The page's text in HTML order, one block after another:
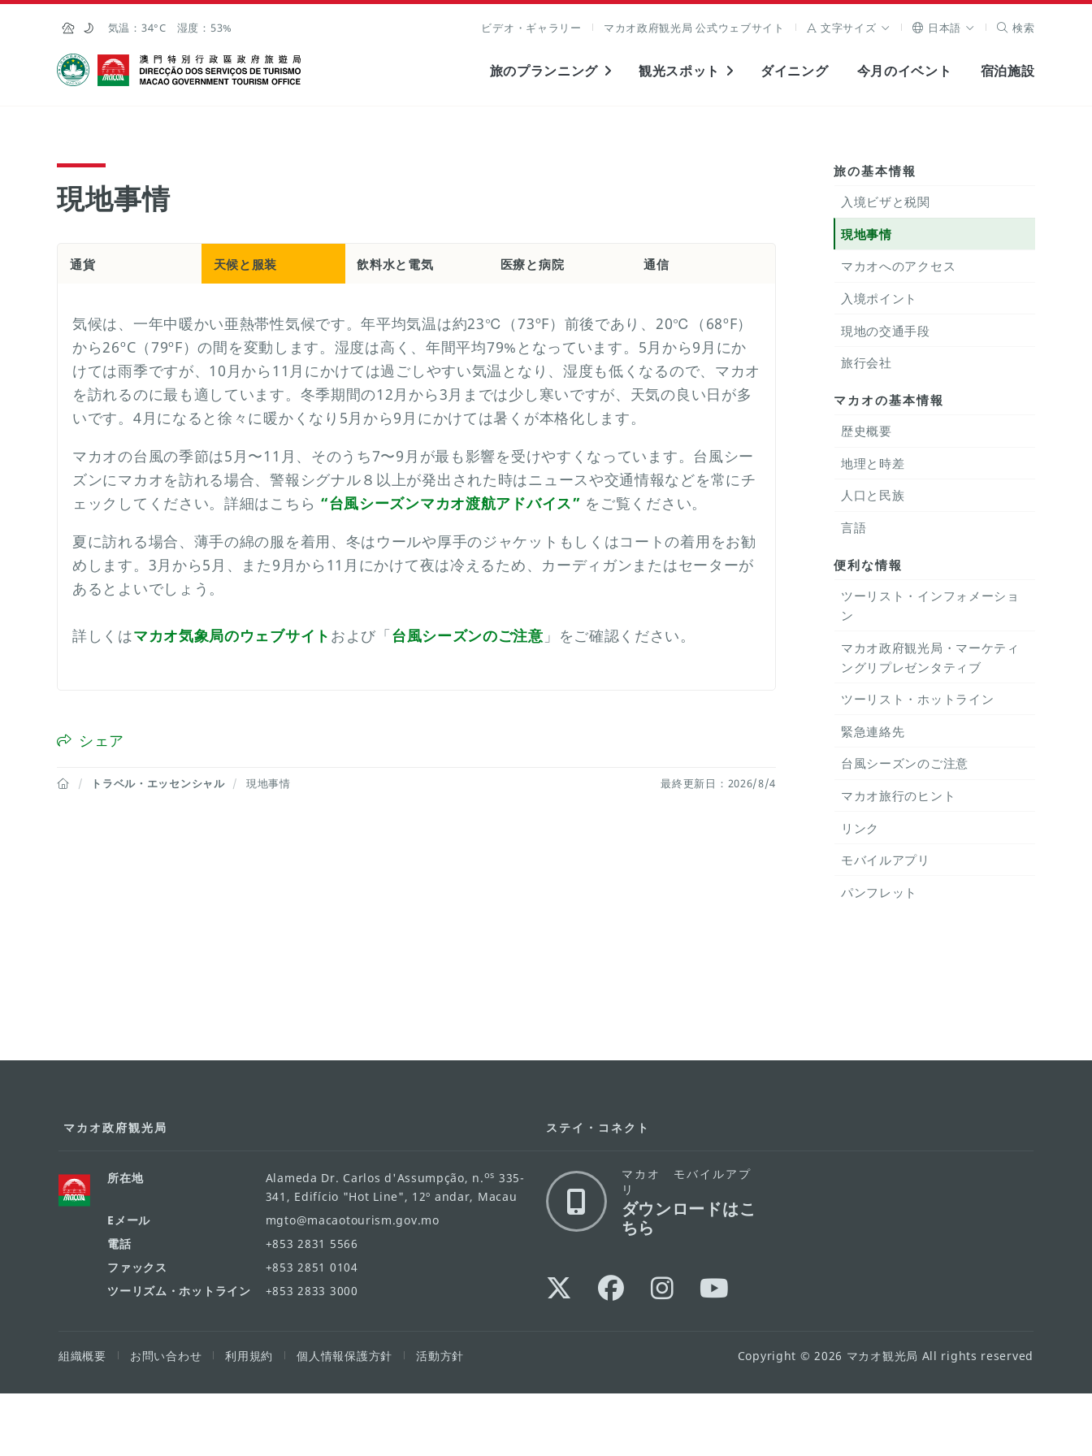
Skip to Main Content
気温： 34°C 湿度： 53% ビデオ・ギャラリー マカオ政府観光局 公式ウェブサイト 文字サイズ 日本語 検索
マカオ政府観光局
旅のプランニング 観光スポット ダイニング 今月のイベント 宿泊施設
現地事情
通貨 天候と服装 飲料水と電気 医療と病院 通信
気候は、一年中暖かい亜熱帯性気候です。年平均気温は約23℃（73ºF）前後であり、20℃（68ºF）
から26ºC（79ºF）の間を変動します。湿度は高く、年間平均79%となっています。5月から9月にか
けては雨季ですが、10月から11月にかけては過ごしやすい気温となり、湿度も低くなるので、マカオ
を訪れるのに最も適しています。冬季期間の12月から3月までは少し寒いですが、天気の良い日が多
いです。4月になると徐々に暖かくなり5月から9月にかけては暑くが本格化します。
マカオの台風の季節は5月〜11月、そのうち7〜9月が最も影響を受けやすくなっています。台風シー
ズンにマカオを訪れる場合、警報シグナル８以上が発出された時はニュースや交通情報などを常にチ
ェックしてください。詳細はこちら “台風シーズンマカオ渡航アドバイス” をご覧ください。
夏に訪れる場合、薄手の綿の服を着用、冬はウールや厚手のジャケットもしくはコートの着用をお勧
めします。3月から5月、また9月から11月にかけて夜は冷えるため、カーディガンまたはセーターが
あるとよいでしょう。
詳しくはマカオ気象局のウェブサイト および「台風シーズンのご注意 」をご確認ください。
シェア
最終更新日：2026/8/4
トラベル・エッセンシャル 現地事情
旅の基本情報
入境ビザと税関
現地事情
マカオへのアクセス
入境ポイント
現地の交通手段
旅行会社
マカオの基本情報
歴史概要
地理と時差
人口と民族
言語
便利な情報
ツーリスト・インフォメーショ
ン
マカオ政府観光局・マーケティ
ングリプレゼンタティブ
ツーリスト・ホットライン
緊急連絡先
台風シーズンのご注意
マカオ旅行のヒント
リンク
モバイルアプリ
パンフレット
マカオ政府観光局
所在地 Alameda Dr. Carlos d'Assumpção, n.os 335-
341, Edifício "Hot Line", 12º andar, Macau
Eメール
mgto@macaotourism.gov.mo
電話
+853 2831 5566
ファックス
+853 2851 0104
ツーリズム・ホットライン
+853 2833 3000
ステイ・コネクト
マカオ モバイルアプ
リ
ダウンロードはこ
ちら
組織概要 お問い合わせ 利用規約 個人情報保護方針 活動方針 Copyright © 2026 マカオ観光局 All rights reserved